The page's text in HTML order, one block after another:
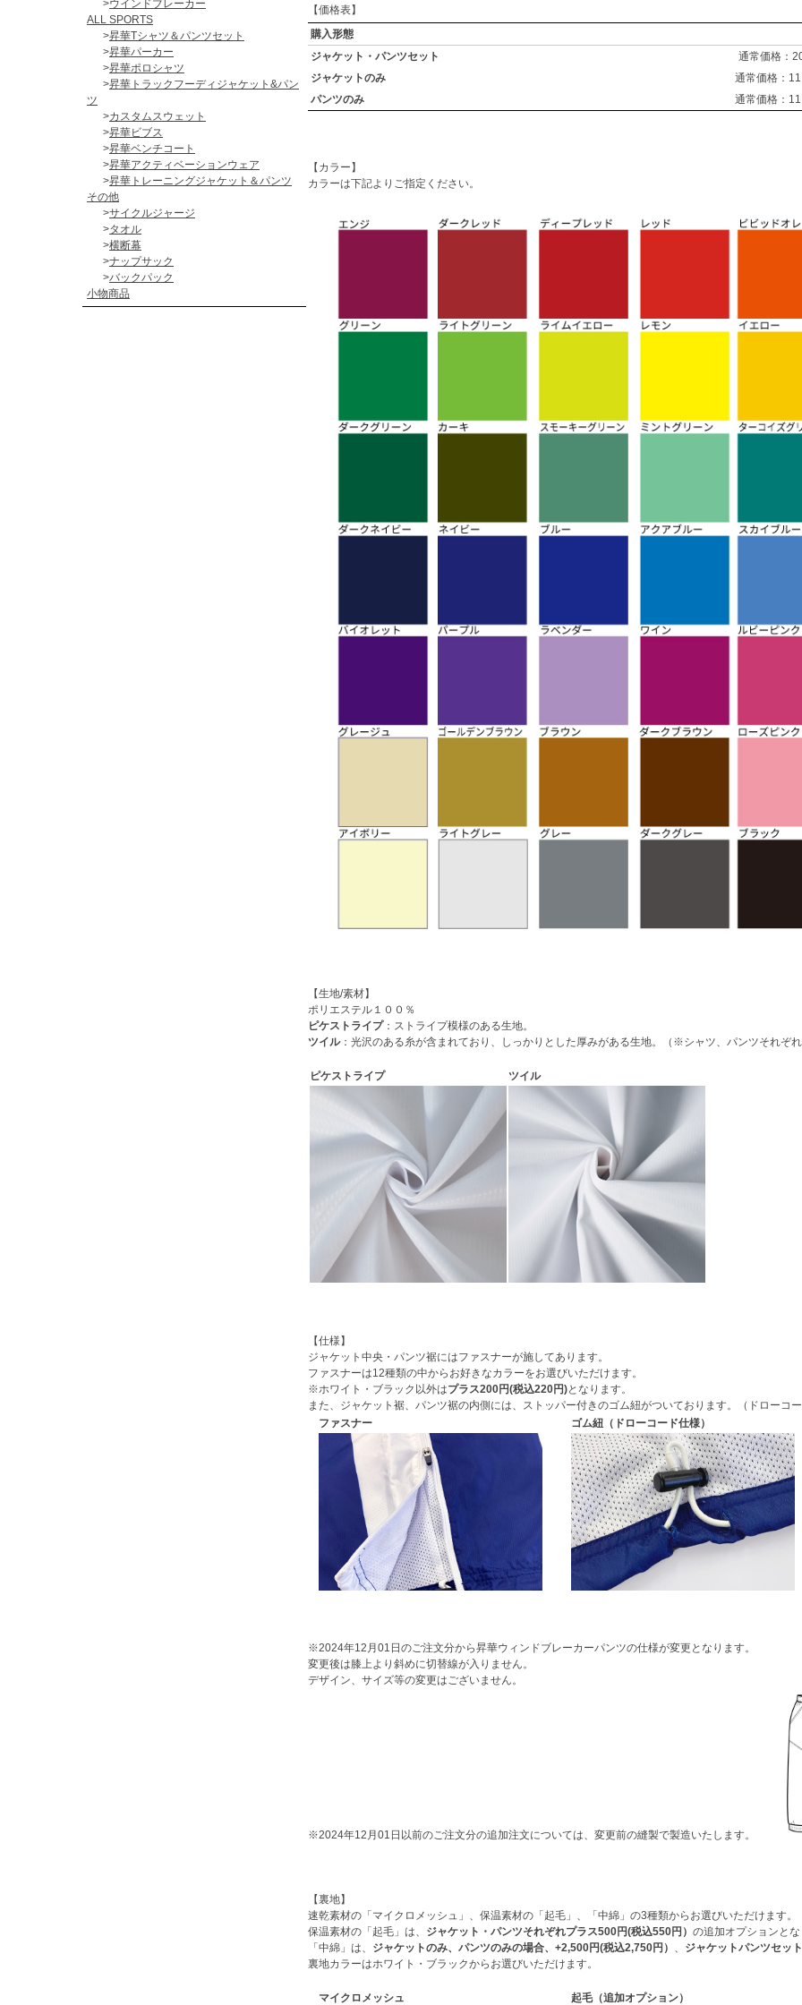
>ウインドブレーカー
ALL SPORTS
>昇華Tシャツ＆パンツセット
>昇華パーカー
>昇華ポロシャツ
>昇華トラックフーディジャケット&パン
ツ
>カスタムスウェット
>昇華ビブス
>昇華ベンチコート
>昇華アクティベーションウェア
>昇華トレーニングジャケット＆パンツ
その他
>サイクルジャージ
>タオル
>横断幕
>ナップサック
>バックパック
小物商品
【価格表】
購入形態
ジャケット・パンツセット
通常価格：
ジャケットのみ
通常価格：
パンツのみ
通常価格：
【カラー】
カラーは下記よりご指定ください。
【生地/素材】
ポリエステル１００％
ピケストライプ：ストライプ模様のある生地。
ツイル：光沢のある糸が含まれており、しっかりとした厚みがある生地。（※シャツ、パンツそれぞれ
ピケストライプ ツイル
【仕様】
ジャケット中央・パンツ裾にはファスナーが施してあります。
ファスナーは12種類の中からお好きなカラーをお選びいただけます。
※ホワイト・ブラック以外はプラス200円(税込220円)となります。
また、ジャケット裾、パンツ裾の内側には、ストッパー付きのゴム紐がついております。（ドローコ
ファスナー
ゴム紐（ドローコード仕様）
※2024年12月01日のご注文分から昇華ウィンドブレーカーパンツの仕様が変更となります。
変更後は膝上より斜めに切替線が入りません。
デザイン、サイズ等の変更はございません。
※2024年12月01日以前のご注文分の追加注文については、変更前の縫製で製造いたします。
【裏地】
速乾素材の「マイクロメッシュ」、保温素材の「起毛」、「中綿」の3種類からお選びいただけます。
保温素材の「起毛」は、 ジャケット・パンツそれぞれプラス500円(税込550円） の追加オプションと
「中綿」は、 ジャケットのみ、パンツのみの場合、+2,500円(税込2,750円） 、 ジャケットパンツセッ
裏地カラーはホワイト・ブラックからお選びいただけます。
マイクロメッシュ 起毛（追加オプション）